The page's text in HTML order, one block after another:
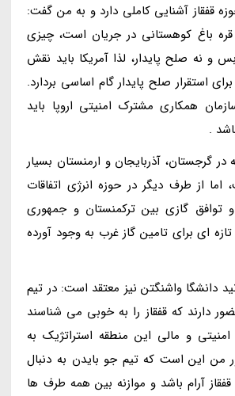
قفقاز آشنایی کاملی دارد و به من گفت:
باغ کوهستانی در جریان است، چیزی
نه صلح پایدار، لذا آمریکا باید نقش
استقرار صلح پایدار گام اساسی بردارد.
همکاری مشترک امنیتی اروپا باید
.
گرجستان، آذربایجان و ارمنستان بسیار
اما از طرف دیگر در حوزه انرژی اتفاقات
توافق گازی بین ترکمنستان و جمهوری
ای برای تامین گاز غرب به وجود آورده
دانشگا واشنگتن نیز معتقد است: در تیم
دارند که قفقاز را به خوبی می شناسند
امنیتی و مالی این منطقه استراتژیک به
من این است که تیم جو بایدن به دنبال
آرام باشد و موازنه بین همه طرف ها